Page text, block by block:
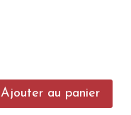
Ajouter au panier